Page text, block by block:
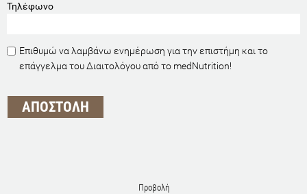
Τηλέφωνο
Επιθυμώ να λαμβάνω ενημέρωση για την επιστήμη και το
επάγγελμα του Διαιτολόγου από το medNutrition!
Προβολή